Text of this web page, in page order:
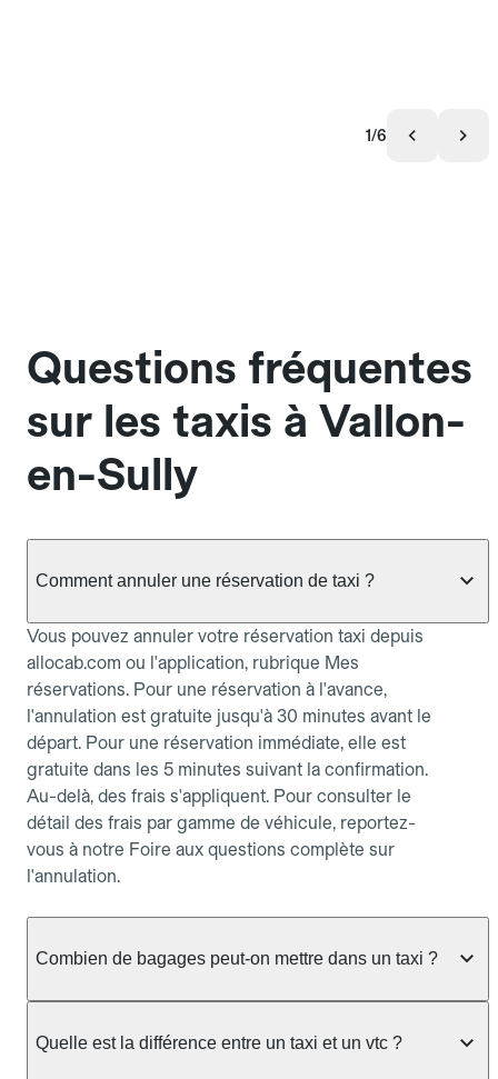
1/6
Questions fréquentes
sur les taxis à Vallon-
en-Sully
Comment annuler une réservation de taxi ?
Vous pouvez annuler votre réservation taxi depuis
allocab.com ou l'application, rubrique Mes
réservations. Pour une réservation à l'avance,
l'annulation est gratuite jusqu'à 30 minutes avant le
départ. Pour une réservation immédiate, elle est
gratuite dans les 5 minutes suivant la confirmation.
Au-delà, des frais s'appliquent. Pour consulter le
détail des frais par gamme de véhicule, reportez-
vous à notre Foire aux questions complète sur
l'annulation.
Combien de bagages peut-on mettre dans un taxi ?
taxi berline accueille en général jusqu'à 3 bagages
Quelle est la différence entre un taxi et un vtc ?